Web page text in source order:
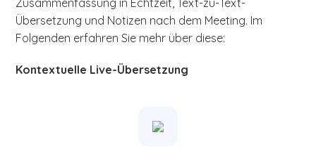
Zusammenfassung in Echtzeit, Text-zu-Text-
Übersetzung und Notizen nach dem Meeting. Im
Folgenden erfahren Sie mehr über diese:
Kontextuelle Live-Übersetzung